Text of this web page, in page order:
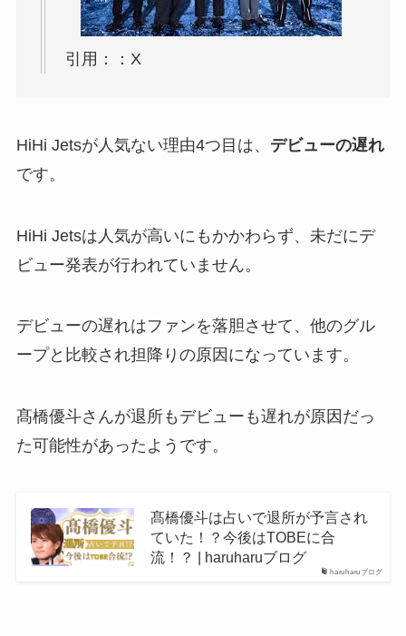
引用：：X
HiHi Jetsが人気ない理由4つ目は、 デビューの遅れ
です。
HiHi Jetsは人気が高いにもかかわらず、未だにデ
ビュー発表が行われていません。
デビューの遅れはファンを落胆させて、他のグル
ープと比較され担降りの原因になっています。
髙橋優斗さんが退所もデビューも遅れが原因だっ
た可能性があったようです。
haruharuブログ
髙橋優斗は占いで退所が予言され
ていた！？今後はTOBEに合
流！？ | haruharuブログ